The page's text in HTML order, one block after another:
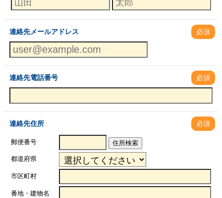
連絡先メールアドレス 必須
連絡先電話番号 必須
連絡先住所 必須
郵便番号 住所検索
都道府県
市区町村
番地・建物名